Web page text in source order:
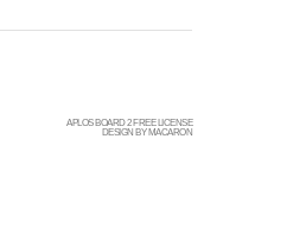
APLOS BOARD 2 FREE LICENSE
DESIGN BY MACARON